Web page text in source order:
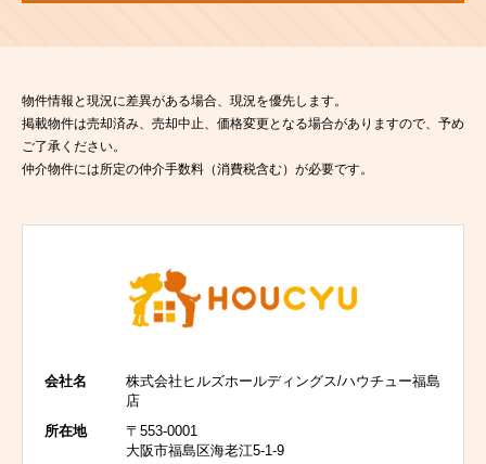
物件情報と現況に差異がある場合、現況を優先します。
掲載物件は売却済み、売却中止、価格変更となる場合がありますので、予め
ご了承ください。
仲介物件には所定の仲介手数料（消費税含む）が必要です。
会社名
株式会社ヒルズホールディングス/ハウチュー福島
店
所在地
〒553-0001
大阪市福島区海老江5-1-9